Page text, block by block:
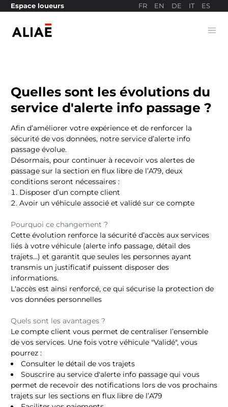
Espace loueurs FR EN DE IT ES
Site de paiement
Quelles sont les évolutions du
service d'alerte info passage ?
Afin d’améliorer votre expérience et de renforcer la
sécurité de vos données, notre service d’alerte info
passage évolue.
Désormais, pour continuer à recevoir vos alertes de
passage sur la section en flux libre de l’A79, deux
conditions seront nécessaires :
Disposer d’un compte client
Avoir un véhicule associé et validé sur ce compte
Pourquoi ce changement ?
Cette évolution renforce la sécurité d’accès aux services
liés à votre véhicule (alerte info passage, détail des
trajets...) et garantit que seules les personnes ayant
transmis un justificatif puissent disposer des
informations.
L'accès est ainsi renforcé, ce qui sécurise la protection de
vos données personnelles
Quels sont les avantages ?
Le compte client vous permet de centraliser l’ensemble
de vos services. Une fois votre véhicule "Validé", vous
pourrez :
Consulter le détail de vos trajets
Souscrire au service d'alerte info passage qui vous
permet de recevoir des notifications lors de vos prochains
trajets sur les sections en flux libre de l’A79